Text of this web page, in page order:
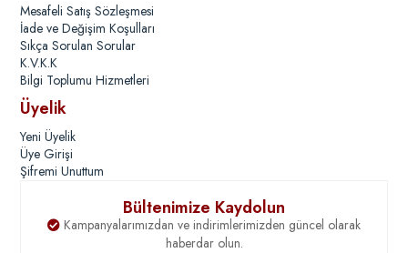
Mesafeli Satış Sözleşmesi
İade ve Değişim Koşulları
Sıkça Sorulan Sorular
K.V.K.K
Bilgi Toplumu Hizmetleri
Üyelik
Yeni Üyelik
Üye Girişi
Şifremi Unuttum
Bültenimize Kaydolun
Kampanyalarımızdan ve indirimlerimizden güncel olarak
haberdar olun.